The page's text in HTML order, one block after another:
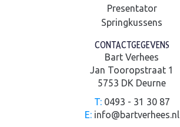
Presentator
Springkussens
CONTACTGEGEVENS
Bart Verhees
Jan Tooropstraat 1
5753 DK Deurne
T:0493 - 31 30 87
E: info@bartverhees.nl